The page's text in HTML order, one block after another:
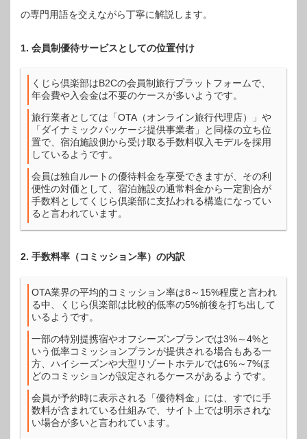
の専門用語を交えながら丁寧に解説します。
1. 会員制優待サービスとしての位置付け
くじら倶楽部はB2Cの会員制旅行プラットフォームで、
年会費や入会金は不要のケースが多いようです。
旅行業者としては「OTA（オンライン旅行代理店）」や
「ダイナミックパッケージ提供事業者」と同様の立ち位
置で、宿泊施設側から受け取る手数料収入モデルを採用
しているようです。
会員は独自ルートの優待料金を享受できますが、その利
便性の対価として、宿泊施設の通常料金から一定割合が
手数料としてくじら倶楽部に支払われる構造になってい
ると言われています。
2. 手数料率（コミッション率）の内訳
OTA業界の平均的コミッション率は8～15%程度と言われ
る中、くじら倶楽部は比較的低率の5%前後を打ち出して
いるようです。
一部の特別提携宿やオフシーズンプランでは3%～4%と
いう低率コミッションプランが提供される場合もある一
方、ハイシーズンや大型リゾートホテルでは6%～7%ほ
どのコミッションが設定されるケースがあるようです。
会員が予約時に表示される「優待料金」には、すでに手
数料が含まれている仕組みで、サイト上では明示されな
い場合が多いと言われています。